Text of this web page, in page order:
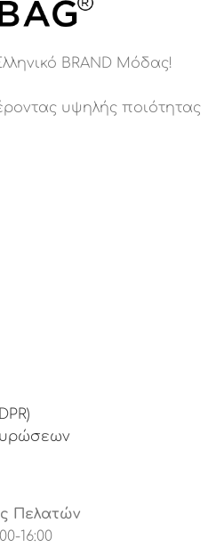
BRAND Μόδας!
υψηλής ποιότητας
Πελατών
16:00